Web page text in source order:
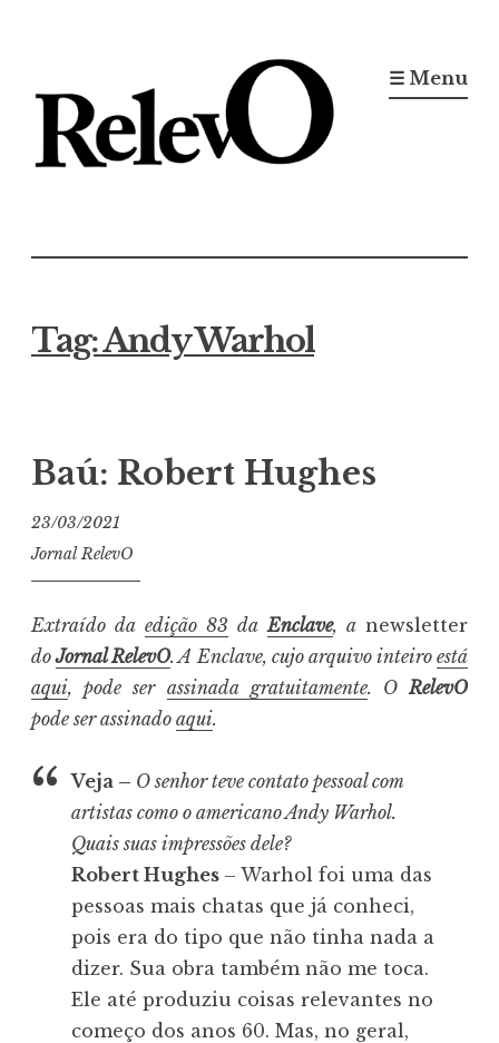
conteúdo
☰ Menu
Tag:Andy Warhol
Baú: Robert Hughes
23/03/2021
Jornal RelevO
Extraído da edição 83 da Enclave, a newsletter
doJornal RelevO. A Enclave, cujo arquivo inteiro está
aqui, pode ser assinada gratuitamente. ORelevO
pode ser assinado aqui.
Veja – O senhor teve contato pessoal com
artistas como o americano Andy Warhol.
Quais suas impressões dele?
Robert Hughes – Warhol foi uma das
pessoas mais chatas que já conheci,
pois era do tipo que não tinha nada a
dizer. Sua obra também não me toca.
Ele até produziu coisas relevantes no
começo dos anos 60. Mas, no geral,